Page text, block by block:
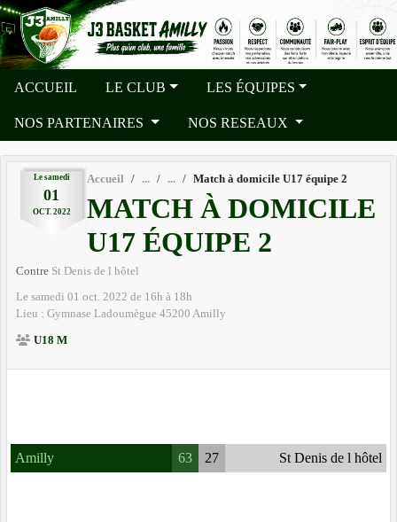
ACCUEIL LE CLUB LES ÉQUIPES
NOS PARTENAIRES NOS RESEAUX
Le samedi
01
OCT. 2022
Accueil Match à domicile U17 équipe 2
MATCH À DOMICILE
U17 ÉQUIPE 2
Contre St Denis de l hôtel
Le samedi 01 oct. 2022 de 16h à 18h
Lieu : Gymnase Ladoumègue 45200 Amilly
U18 M
Amilly 63 27 St Denis de l hôtel
Panneau de gestion des cookies